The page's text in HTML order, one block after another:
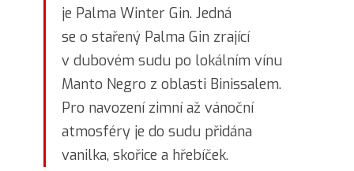
je Palma Winter Gin. Jedná
se o stařený Palma Gin zrající
v dubovém sudu po lokálním vínu
Manto Negro z oblasti Binissalem.
Pro navození zimní až vánoční
atmosféry je do sudu přidána
vanilka, skořice a hřebíček.